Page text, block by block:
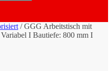
/GGG Arbeitstisch mit
I Bautiefe: 800 mm I